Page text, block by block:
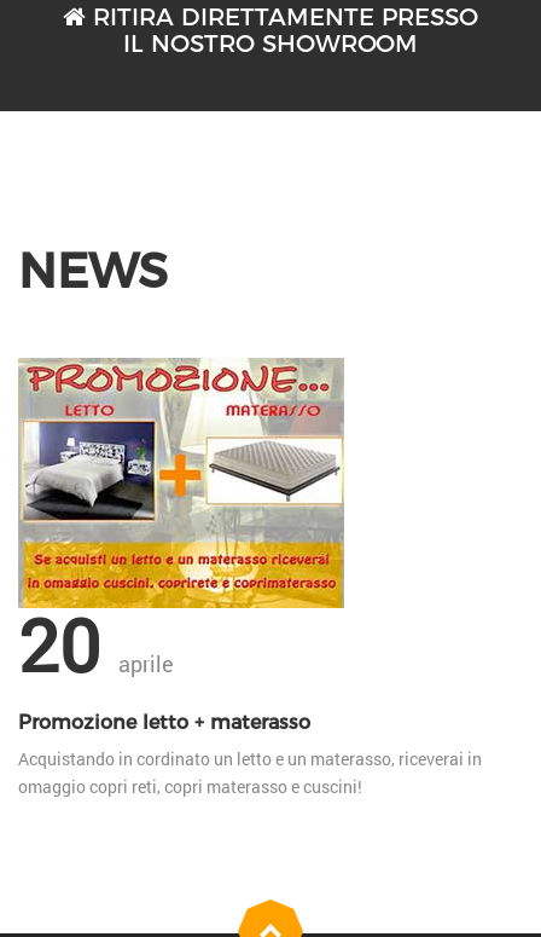
RITIRA DIRETTAMENTE PRESSO
IL NOSTRO SHOWROOM
NEWS
20 aprile
Promozione letto + materasso
Acquistando in cordinato un letto e un materasso, riceverai in
omaggio copri reti, copri materasso e cuscini!